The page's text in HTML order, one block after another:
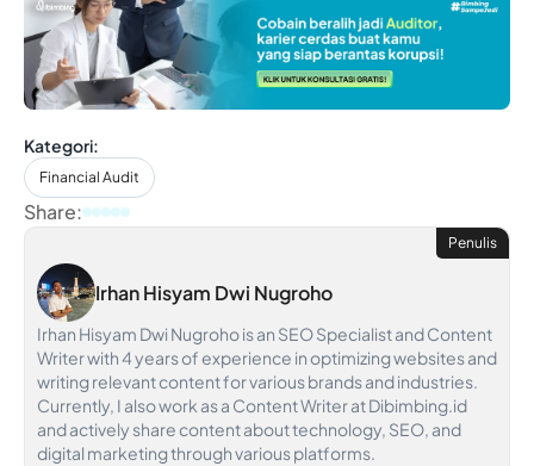
Kategori:
Financial Audit
Share:
Penulis
Irhan Hisyam Dwi Nugroho
Irhan Hisyam Dwi Nugroho is an SEO Specialist and Content
Writer with 4 years of experience in optimizing websites and
writing relevant content for various brands and industries.
Currently, I also work as a Content Writer at Dibimbing.id
and actively share content about technology, SEO, and
digital marketing through various platforms.